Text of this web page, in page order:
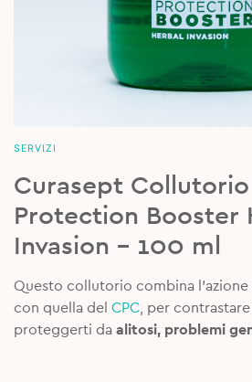
SERVIZI
Curasept Collutorio
Protection Booster
Invasion – 100 ml
Questo collutorio combina l’azione
con quella del CPC , per
proteggerti da alitosi, problemi